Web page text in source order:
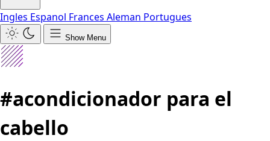
Ingles Espanol Frances Aleman Portugues
Show Menu
#acondicionador para el
cabello